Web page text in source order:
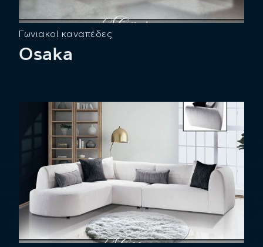
Γωνιακοί καναπέδες
Osaka